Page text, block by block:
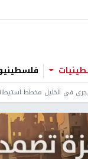
فلسطينيو
يجري في الخليل مخطط